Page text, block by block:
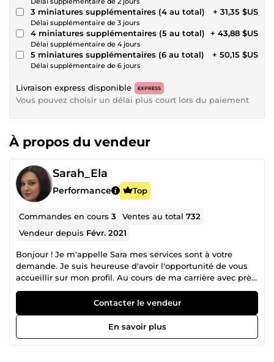
3 miniatures supplémentaires (4 au total)
Délai supplémentaire de 3 jours
+ 31,35 $US
4 miniatures supplémentaires (5 au total)
Délai supplémentaire de 4 jours
+ 43,88 $US
5 miniatures supplémentaires (6 au total)
Délai supplémentaire de 6 jours
+ 50,15 $US
Livraison express disponible EXPRESS
Vous pouvez choisir un délai plus court lors du paiement
À propos du vendeur
Sarah_Ela
Performance Top
Commandes en cours3 Ventes au total732
Vendeur depuis Févr. 2021
Bonjour ! Je m'appelle Sara mes services sont à votre
demande. Je suis heureuse d'avoir l'opportunité de vous
accueillir sur mon profil. Au cours de ma carrière avec près
de 7 ans d'expérience en Prestations à distance, j’ai gérée
efficacement de nombreux projets avec les objectifs
suivants : résultats de haute qualité, efficacité,
achèvement dans les délais et satisfaction du client.
Contacter le vendeur
En savoir plus